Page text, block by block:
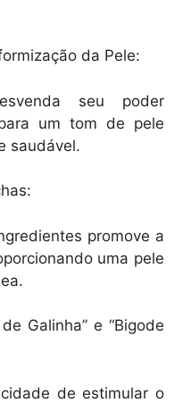
da Pele:
seu poder
um tom de pele
saudável.
promove a
uma pele
Galinha” e “Bigode
de estimular o